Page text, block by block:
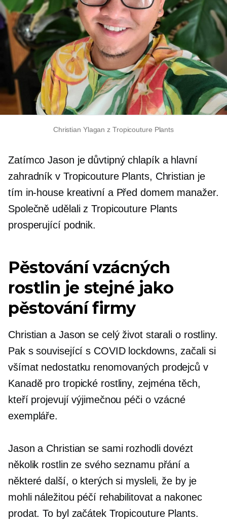
Christian Ylagan z Tropicouture Plants
Zatímco Jason je důvtipný chlapík a hlavní
zahradník v Tropicouture Plants, Christian je
tím in-housekreativní a Před domem manažer.
Společně udělali z Tropicouture Plants
prosperující podnik.
Pěstování vzácných
rostlin je stejné jako
pěstování firmy
Christian a Jason se celý život starali o rostliny.
Pak ssouvisející s COVIDlockdowns, začali si
všímat nedostatku renomovaných prodejců v
Kanadě pro tropické rostliny, zejména těch,
kteří projevují výjimečnou péči o vzácné
exempláře.
Jason a Christian se sami rozhodli dovézt
několik rostlin ze svého seznamu přání a
některé další, o kterých si mysleli, že by je
mohli náležitou péčí rehabilitovat a nakonec
prodat. To byl začátek Tropicouture Plants.